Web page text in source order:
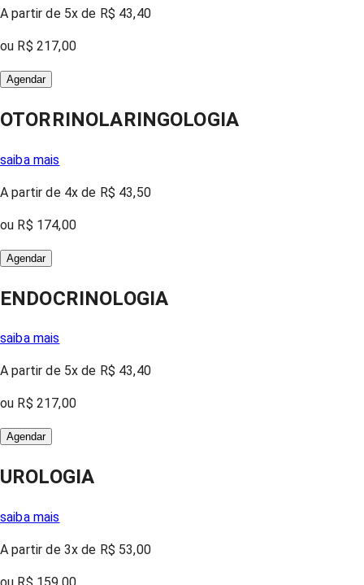
A partir de 5x de R$ 43,40
ou R$ 217,00
Agendar
OTORRINOLARINGOLOGIA
saiba mais
A partir de 4x de R$ 43,50
ou R$ 174,00
Agendar
ENDOCRINOLOGIA
saiba mais
A partir de 5x de R$ 43,40
ou R$ 217,00
Agendar
UROLOGIA
saiba mais
A partir de 3x de R$ 53,00